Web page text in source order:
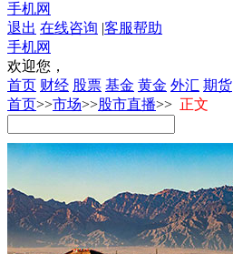
手机网
退出 在线咨询 |客服帮助
手机网
欢迎您，
首页 财经 股票 基金 黄金 外汇 期货
首页>>市场>>股市直播>> 正文